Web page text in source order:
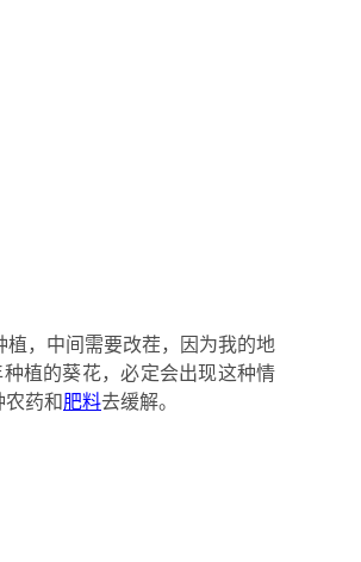
，中间需要改茬， 因为我的地
植的葵花，必定会出现这种情
药和肥料去缓解。